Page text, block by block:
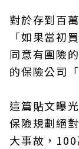
對於存到百
「如果當初
同意有團險
的保險公司
這篇貼文曝
保險規劃絕
大事故，